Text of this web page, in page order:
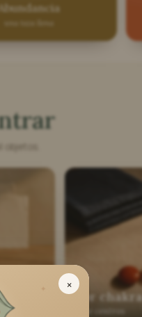
Abundancia
Por chakra
×